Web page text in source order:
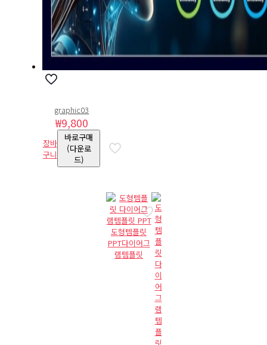
graphic03
₩9,800
장바
구니
바로구매
(다운로
드)